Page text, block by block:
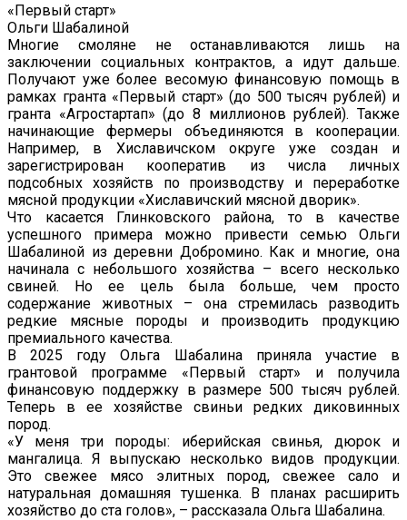
«Первый старт»
Ольги Шабалиной
Многие смоляне не останавливаются лишь на
заключении социальных контрактов, а идут дальше.
Получают уже более весомую финансовую помощь в
рамках гранта «Первый старт» (до 500 тысяч рублей) и
гранта «Агростартап» (до 8 миллионов рублей). Также
начинающие фермеры объединяются в кооперации.
Например, в Хиславичском округе уже создан и
зарегистрирован кооператив из числа личных
подсобных хозяйств по производству и переработке
мясной продукции «Хиславичский мясной дворик».
Что касается Глинковского района, то в качестве
успешного примера можно привести семью Ольги
Шабалиной из деревни Добромино. Как и многие, она
начинала с небольшого хозяйства – всего несколько
свиней. Но ее цель была больше, чем просто
содержание животных – она стремилась разводить
редкие мясные породы и производить продукцию
премиального качества.
В 2025 году Ольга Шабалина приняла участие в
грантовой программе «Первый старт» и получила
финансовую поддержку в размере 500 тысяч рублей.
Теперь в ее хозяйстве свиньи редких диковинных
пород.
«У меня три породы: иберийская свинья, дюрок и
мангалица. Я выпускаю несколько видов продукции.
Это свежее мясо элитных пород, свежее сало и
натуральная домашняя тушенка. В планах расширить
хозяйство до ста голов», – рассказала Ольга Шабалина.